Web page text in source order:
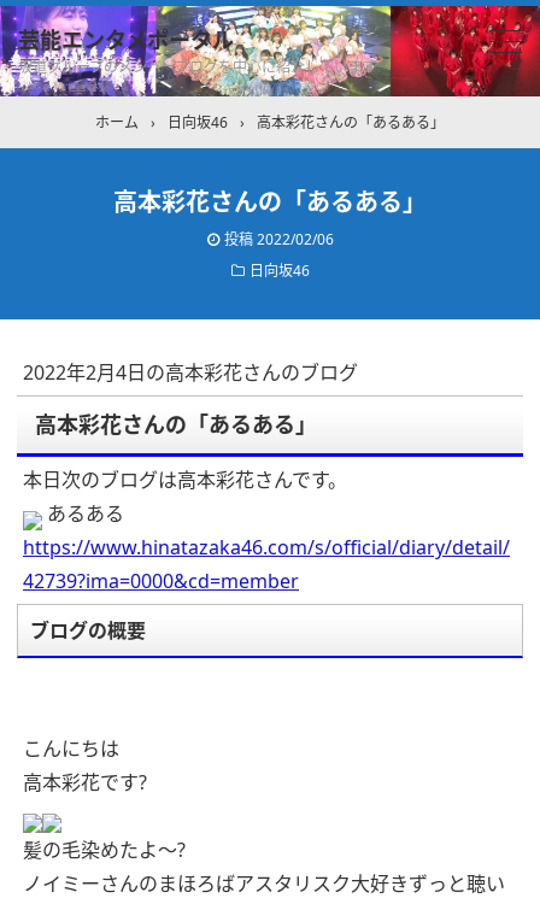
芸能エンタメポータル
坂道グループのメンバーブログを中心に紹介しています
ホーム › 日向坂46 › 高本彩花さんの「あるある」
高本彩花さんの「あるある」
投稿2022/02/06
日向坂46
2022年2月4日の高本彩花さんのブログ
高本彩花さんの「あるある」
本日次のブログは高本彩花さんです。
あるある
https://www.hinatazaka46.com/s/official/diary/detail/
42739?ima=0000&cd=member
ブログの概要
こんにちは
高本彩花です?
髪の毛染めたよ〜?
ノイミーさんのまほろばアスタリスク大好きずっと聴い